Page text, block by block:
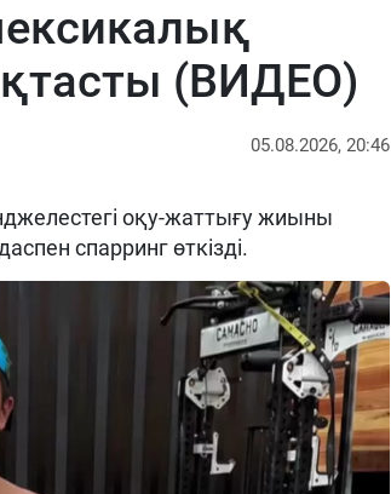
(ВИДЕО)
05.08.2026, 20:46
оқу-жаттығу жиыны
спарринг өткізді.